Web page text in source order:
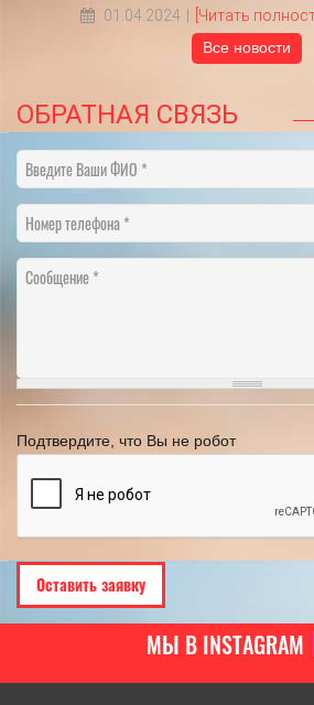
18.05.2022 [Читать
Все новости
ОБРАТНАЯ СВЯЗЬ
Введите Ваши ФИО
Номер телефона
Сообщение
Подтвердите, что Вы не робот
МЫ В INSTAGRAM